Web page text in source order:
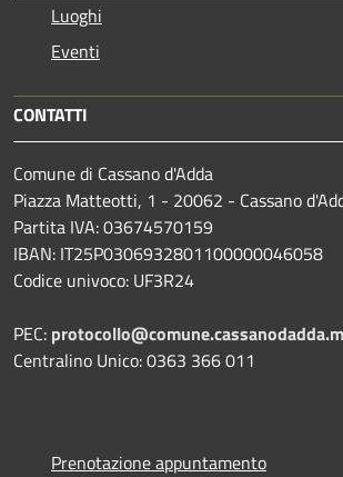
Luoghi
Eventi
CONTATTI
Comune di Cassano d'Adda
Piazza Matteotti, 1 - 20062 - Cassano
Partita IVA: 03674570159
IBAN: IT25P0306932801100000046058
Codice univoco: UF3R24
PEC:
Centralino Unico: 0363 366 011
Prenotazione appuntamento